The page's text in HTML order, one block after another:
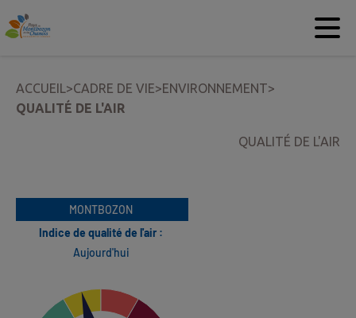
Contenu
ACCUEIL>CADRE DE VIE>ENVIRONNEMENT>
QUALITÉ DE L'AIR
QUALITÉ DE L'AIR